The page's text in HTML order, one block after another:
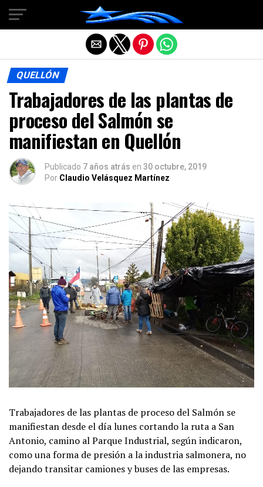
QUELLÓN
Trabajadores de las plantas de
proceso del Salmón se
manifiestan en Quellón
Publicado 7 años atrás en 30 octubre, 2019
Por Claudio Velásquez Martínez
Trabajadores de las plantas de proceso del Salmón se
manifiestan desde el día lunes cortando la ruta a San
Antonio, camino al Parque Industrial, según indicaron,
como una forma de presión a la industria salmonera, no
dejando transitar camiones y buses de las empresas.
Salir de la versión móvil